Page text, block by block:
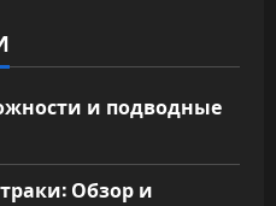
и подводные
Обзор и